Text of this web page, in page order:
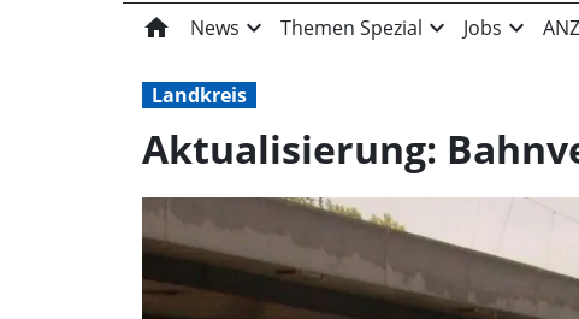
home News expand_more Themen Spezial expand_more Jobs expand_more
Landkreis
Aktualisierung: